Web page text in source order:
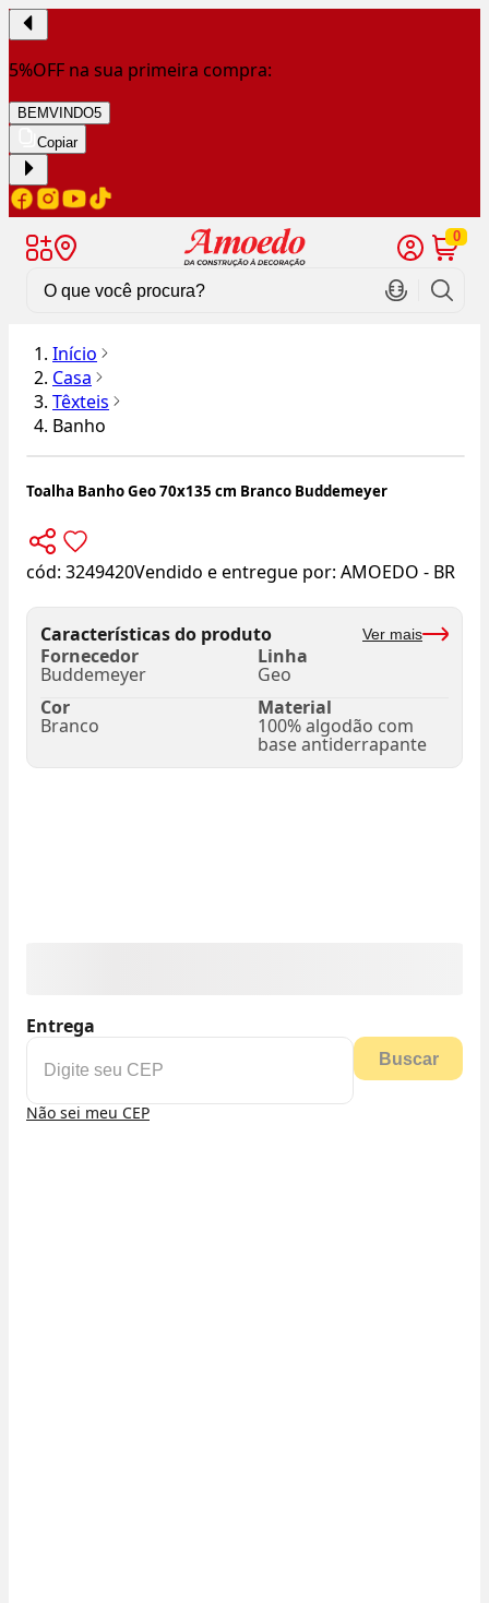
5%OFF na sua primeira compra:
BEMVINDO5
Copiar
0
Início
Casa
Têxteis
Banho
Toalha Banho Geo 70x135 cm Branco Buddemeyer
cód: 3249420Vendido e entregue por: AMOEDO - BR
Características do produto Ver mais
Fornecedor
Buddemeyer
Linha
Geo
Cor
Branco
Material
100% algodão com
base antiderrapante
Entrega
Buscar
Não sei meu CEP